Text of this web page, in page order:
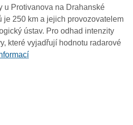
u Protivanova na Drahanské
je 250 km a jejich provozovatelem
ústav. Pro odhad intenzity
které vyjadřují hodnotu radarové